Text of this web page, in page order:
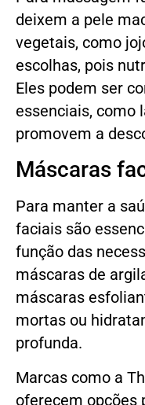
deixem a pele
vegetais, como
escolhas, pois
Eles podem ser
essenciais, como
promovem a
Máscaras
Para manter a
faciais são
função das
máscaras de
máscaras
mortas ou
profunda.
Marcas como a
oferecem opções